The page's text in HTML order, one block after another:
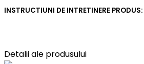
INSTRUCTIUNI DE INTRETINERE PRODUS:
Detalii ale produsului